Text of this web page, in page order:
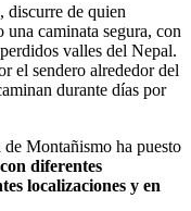
discurre de quien
una caminata segura, con
valles del Nepal.
el sendero alrededor del
durante días por
Montañismo ha puesto
diferentes
localizaciones y en